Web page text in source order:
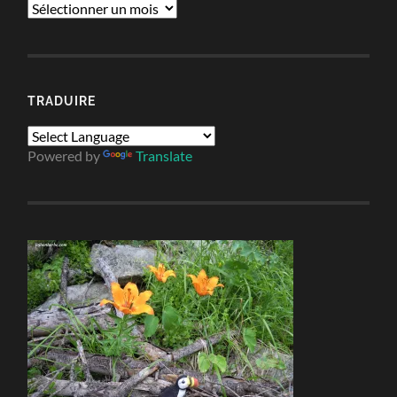
Archives
TRADUIRE
Powered by Translate